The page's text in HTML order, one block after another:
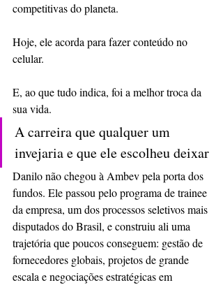
competitivas do planeta.
Hoje, ele acorda para fazer conteúdo no
celular.
E, ao que tudo indica, foi a melhor troca da
sua vida.
A carreira que qualquer um
invejaria e que ele escolheu deixar
Danilo não chegou à Ambev pela porta dos
fundos. Ele passou pelo programa de trainee
da empresa, um dos processos seletivos mais
disputados do Brasil, e construiu ali uma
trajetória que poucos conseguem: gestão de
fornecedores globais, projetos de grande
escala e negociações estratégicas em